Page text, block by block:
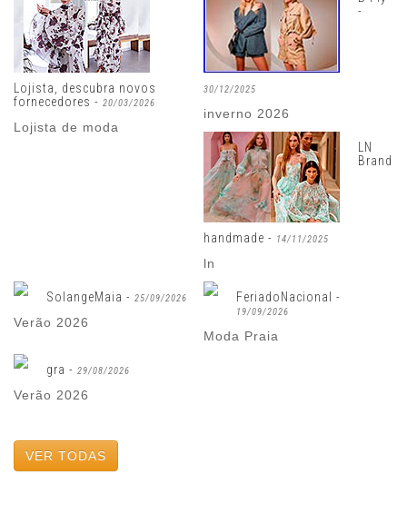
Lojista, descubra novos
fornecedores - 20/03/2026
Lojista de moda
-
30/12/2025
inverno 2026
LN
Brand
handmade - 14/11/2025
ln
SolangeMaia - 25/09/2026
Verão 2026
FeriadoNacional -
19/09/2026
Moda Praia
gra - 29/08/2026
Verão 2026
VER TODAS